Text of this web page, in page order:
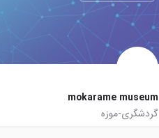
mokarame museum
گردشگری-موزه